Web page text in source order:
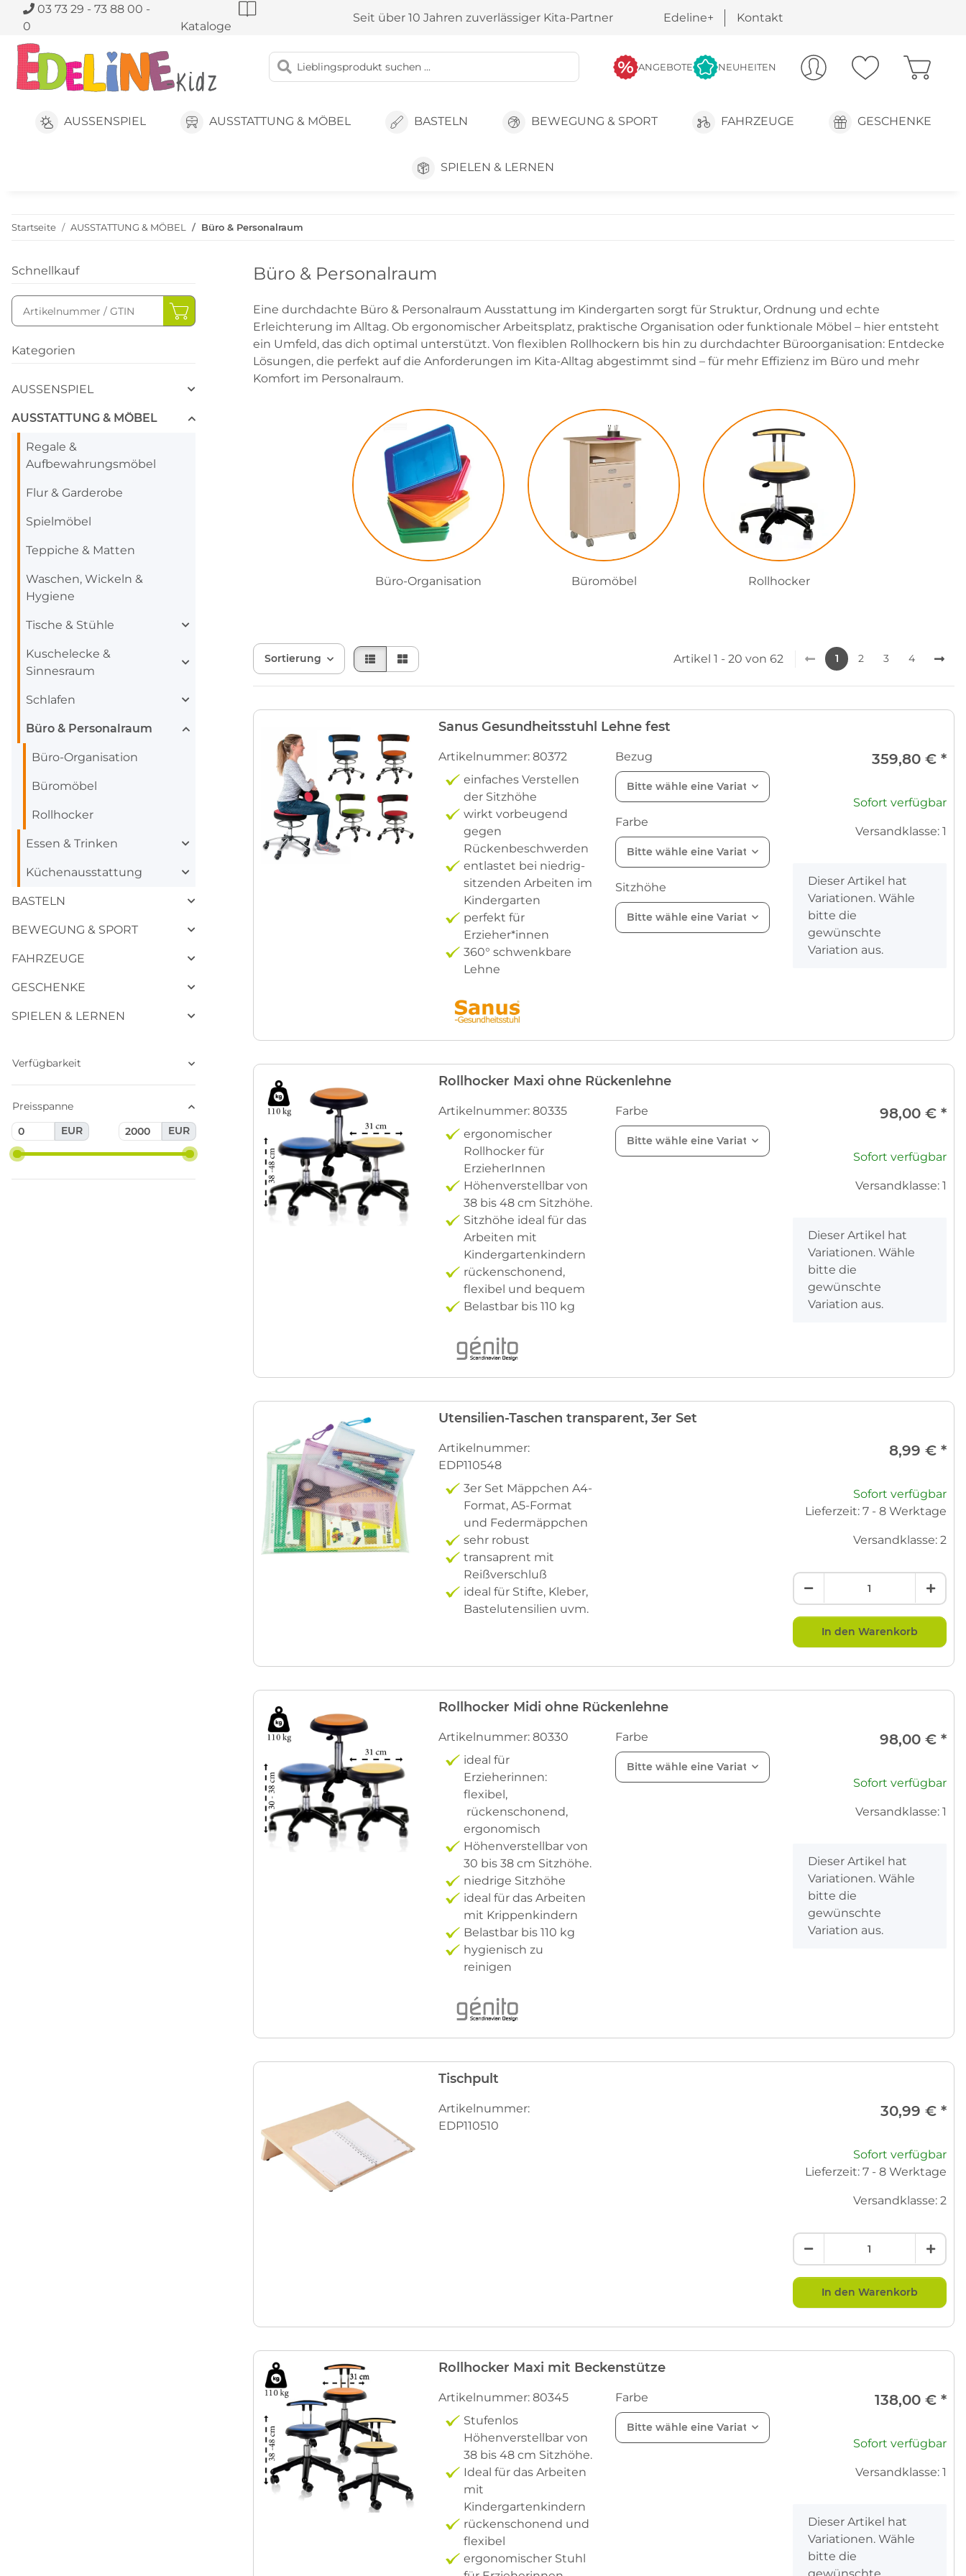
03 73 29 - 73 88 00 -
0
Kataloge
Seit über 10 Jahren zuverlässiger Kita-Partner Edeline+ Kontakt
ANGEBOTE NEUHEITEN
AUSSENSPIEL AUSSTATTUNG & MÖBEL BASTELN BEWEGUNG & SPORT FAHRZEUGE GESCHENKE
SPIELEN & LERNEN
Startseite AUSSTATTUNG & MÖBEL Büro & Personalraum
Büro & Personalraum
Eine durchdachte Büro & Personalraum Ausstattung im Kindergarten sorgt für Struktur, Ordnung und echte
Erleichterung im Alltag. Ob ergonomischer Arbeitsplatz, praktische Organisation oder funktionale Möbel – hier entsteht
ein Umfeld, das dich optimal unterstützt. Von flexiblen Rollhockern bis hin zu durchdachter Büroorganisation: Entdecke
Lösungen, die perfekt auf die Anforderungen im Kita-Alltag abgestimmt sind – für mehr Effizienz im Büro und mehr
Komfort im Personalraum.
Büro-Organisation Büromöbel Rollhocker
Sortierung Artikel 1 - 20 von 62 1 2 3 4
Sanus Gesundheitsstuhl Lehne fest
Artikelnummer: 80372
einfaches Verstellen
der Sitzhöhe
wirkt vorbeugend
gegen
Rückenbeschwerden
entlastet bei niedrig-
sitzenden Arbeiten im
Kindergarten
perfekt für
Erzieher*innen
360° schwenkbare
Lehne
Bezug
Bitte wähle eine Variation.
Farbe
Bitte wähle eine Variation.
Sitzhöhe
Bitte wähle eine Variation.
359,80 € *
Sofort verfügbar
Versandklasse: 1
x
Dieser Artikel hat
Variationen. Wähle
bitte die
gewünschte
Variation aus.
Rollhocker Maxi ohne Rückenlehne
Artikelnummer: 80335
ergonomischer
Rollhocker für
ErzieherInnen
Höhenverstellbar von
38 bis 48 cm Sitzhöhe.
Sitzhöhe ideal für das
Arbeiten mit
Kindergartenkindern
rückenschonend,
flexibel und bequem
Belastbar bis 110 kg
Farbe
Bitte wähle eine Variation.
98,00 € *
Sofort verfügbar
Versandklasse: 1
x
Dieser Artikel hat
Variationen. Wähle
bitte die
gewünschte
Variation aus.
Utensilien-Taschen transparent, 3er Set
Artikelnummer:
EDP110548
3er Set Mäppchen A4-
Format, A5-Format
und Federmäppchen
sehr robust
transaprent mit
Reißverschluß
ideal für Stifte, Kleber,
Bastelutensilien uvm.
8,99 € *
Sofort verfügbar
Lieferzeit: 7 - 8 Werktage
Versandklasse: 2
In den Warenkorb
Rollhocker Midi ohne Rückenlehne
Artikelnummer: 80330
ideal für
Erzieherinnen:
flexibel,
rückenschonend,
ergonomisch
Höhenverstellbar von
30 bis 38 cm Sitzhöhe.
niedrige Sitzhöhe
ideal für das Arbeiten
mit Krippenkindern
Belastbar bis 110 kg
hygienisch zu
reinigen
Farbe
Bitte wähle eine Variation.
98,00 € *
Sofort verfügbar
Versandklasse: 1
x
Dieser Artikel hat
Variationen. Wähle
bitte die
gewünschte
Variation aus.
Tischpult
Artikelnummer:
EDP110510
30,99 € *
Sofort verfügbar
Lieferzeit: 7 - 8 Werktage
Versandklasse: 2
In den Warenkorb
Rollhocker Maxi mit Beckenstütze
Artikelnummer: 80345
Stufenlos
Höhenverstellbar von
38 bis 48 cm Sitzhöhe.
Ideal für das Arbeiten
mit
Kindergartenkindern
rückenschonend und
flexibel
ergonomischer Stuhl
Farbe
Bitte wähle eine Variation.
138,00 € *
Sofort verfügbar
Versandklasse: 1
x
Dieser Artikel hat
Variationen. Wähle
bitte die
Schnellkauf
Kategorien
AUSSENSPIEL
AUSSTATTUNG & MÖBEL
Regale &
Aufbewahrungsmöbel
Flur & Garderobe
Spielmöbel
Teppiche & Matten
Waschen, Wickeln &
Hygiene
Tische & Stühle
Kuschelecke &
Sinnesraum
Schlafen
Büro & Personalraum
Büro-Organisation
Büromöbel
Rollhocker
Essen & Trinken
Küchenausstattung
BASTELN
BEWEGUNG & SPORT
FAHRZEUGE
GESCHENKE
SPIELEN & LERNEN
Verfügbarkeit
Preisspanne
EUR
EUR